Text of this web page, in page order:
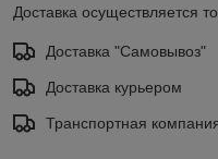
Доставка осуществляется
Доставка "Самовывоз"
Доставка курьером
Транспортная